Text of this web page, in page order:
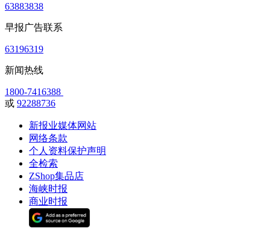
63883838
早报广告联系
63196319
新闻热线
1800-7416388
或 92288736
新报业媒体网站
网络条款
个人资料保护声明
全检索
ZShop集品店
海峡时报
商业时报